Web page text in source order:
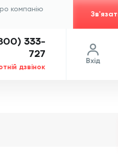
компанію
333-
727
дзвінок
Вхід